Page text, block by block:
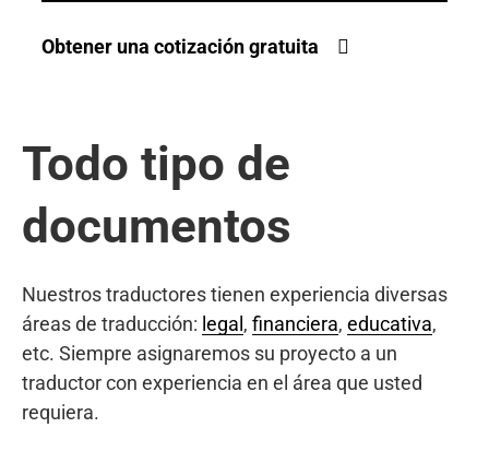
Obtener una cotización gratuita
Todo tipo de
documentos
Nuestros traductores tienen experiencia diversas
áreas de traducción: legal , financiera, educativa,
etc. Siempre asignaremos su proyecto a un
traductor con experiencia en el área que usted
requiera.